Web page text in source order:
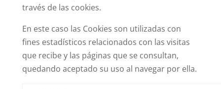
través de las cookies.
En este caso las Cookies son utilizadas con
fines estadísticos relacionados con las visitas
que recibe y las páginas que se consultan,
quedando aceptado su uso al navegar por ella.